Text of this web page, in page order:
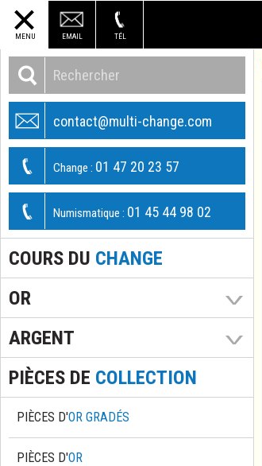
MENU EMAIL TÉL
contact@multi-change.com
Change : 01 47 20 23 57
Numismatique : 01 45 44 98 02
COURS DU CHANGE
OR
ARGENT
PIÈCES DE COLLECTION
PIÈCES D'OR GRADÉS
PIÈCES D'OR